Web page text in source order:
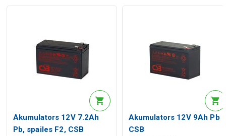
Akumulators 12V 7.2Ah
Pb, spailes F2, CSB
Akumulators 12V 9Ah Pb
CSB